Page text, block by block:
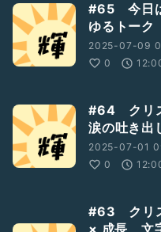
#65 今日
ゆるトーク
2025-07-09
0
#64 クリ
涙の吐き出
2025-07-01
0
#63 クリ